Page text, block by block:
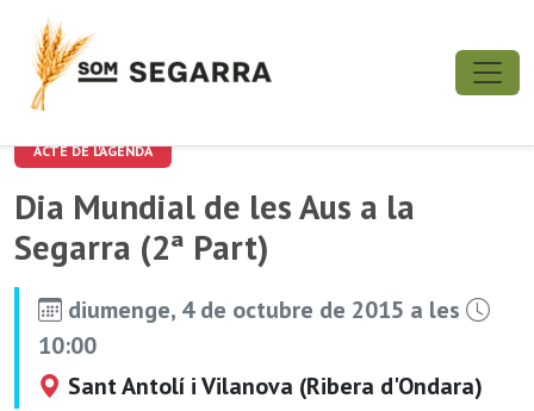
ACTE DE L'AGENDA
Dia Mundial de les Aus a la
Segarra (2ª Part)
diumenge, 4 de octubre de 2015 a les
10:00
Sant Antolí i Vilanova (Ribera d'Ondara)